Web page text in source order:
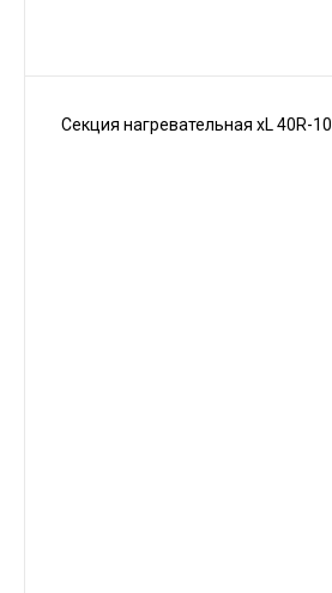
Секция нагревательная xL 40R-10